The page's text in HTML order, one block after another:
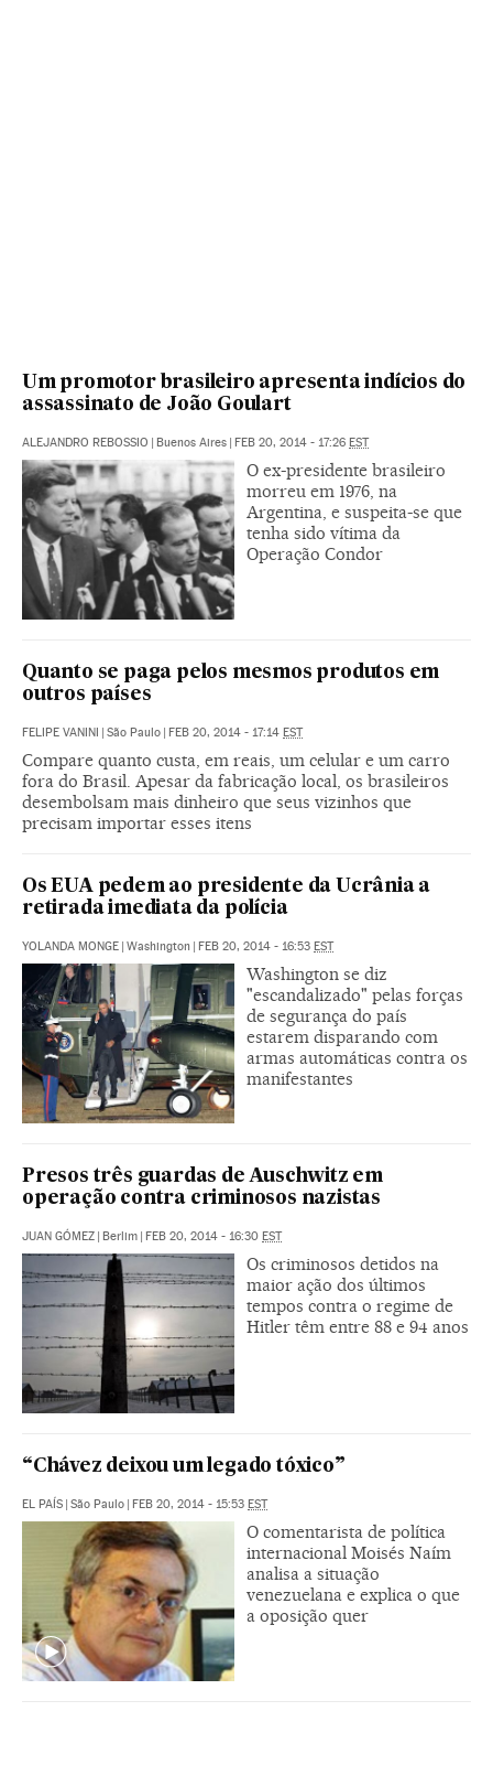
Um promotor brasileiro apresenta indícios do
assassinato de João Goulart
ALEJANDRO REBOSSIO | Buenos Aires | FEB 20, 2014 - 17:26 EST
O ex-presidente brasileiro
morreu em 1976, na
Argentina, e suspeita-se que
tenha sido vítima da
Operação Condor
Quanto se paga pelos mesmos produtos em
outros países
FELIPE VANINI | São Paulo | FEB 20, 2014 - 17:14 EST
Compare quanto custa, em reais, um celular e um carro
fora do Brasil. Apesar da fabricação local, os brasileiros
desembolsam mais dinheiro que seus vizinhos que
precisam importar esses itens
Os EUA pedem ao presidente da Ucrânia a
retirada imediata da polícia
YOLANDA MONGE | Washington | FEB 20, 2014 - 16:53 EST
Washington se diz
"escandalizado" pelas forças
de segurança do país
estarem disparando com
armas automáticas contra os
manifestantes
Presos três guardas de Auschwitz em
operação contra criminosos nazistas
JUAN GÓMEZ | Berlim | FEB 20, 2014 - 16:30 EST
Os criminosos detidos na
maior ação dos últimos
tempos contra o regime de
Hitler têm entre 88 e 94 anos
“Chávez deixou um legado tóxico”
EL PAÍS | São Paulo | FEB 20, 2014 - 15:53 EST
O comentarista de política
internacional Moisés Naím
analisa a situação
venezuelana e explica o que
a oposição quer